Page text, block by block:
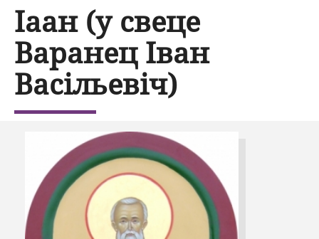
Іаан (у свеце
Варанец Іван
Васільевіч)